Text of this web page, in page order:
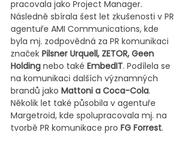
pracovala jako Project Manager.
Následně sbírala šest let zkušenosti v PR
agentuře AMI Communications, kde
byla mj. zodpovědná za PR komunikaci
značek Pilsner Urquell, ZETOR, Geen
Holding nebo také EmbedIT. Podílela se
na komunikaci dalších významných
brandů jako Mattoni a Coca-Cola.
Několik let také působila v agentuře
Margetroid, kde spolupracovala mj. na
tvorbě PR komunikace pro FG Forrest.